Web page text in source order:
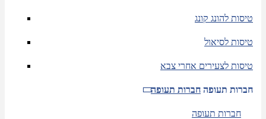
טיסות להונג קונג
טיסות לסיאול
טיסות לצעירים אחרי צבא
חברות תעופה חברות תעופה
חברות תעופה